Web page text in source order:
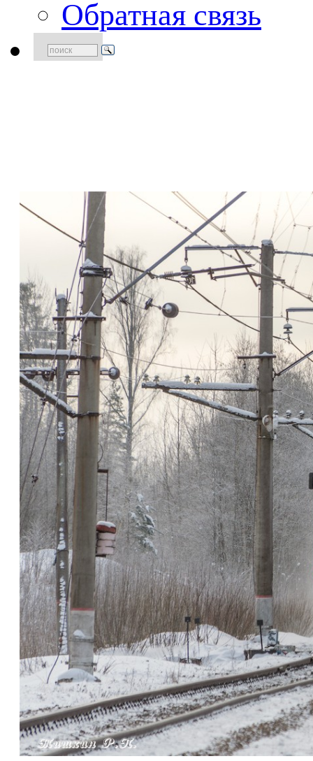
Обратная связь